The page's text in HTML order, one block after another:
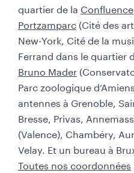
quartier de la Confluence
Portzamparc (Cité des
New-York, Cité de la
Ferrand dans le quartier
Bruno Mader
Parc zoologique
antennes à Grenoble,
Bresse, Privas,
(Valence), Chambéry,
Velay. Et un bureau à
Toutes nos coordonnées